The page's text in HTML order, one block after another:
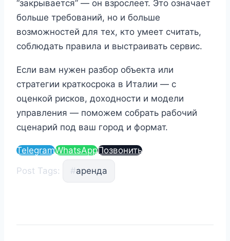
“закрывается” — он взрослеет. Это означает
больше требований, но и больше
возможностей для тех, кто умеет считать,
соблюдать правила и выстраивать сервис.
Если вам нужен разбор объекта или
стратегии краткосрока в Италии — с
оценкой рисков, доходности и модели
управления — поможем собрать рабочий
сценарий под ваш город и формат.
TelegramWhatsAppПозвонить
Post Tags:
#аренда